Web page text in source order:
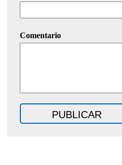
Comentario